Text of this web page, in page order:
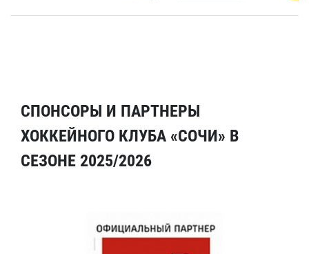
СПОНСОРЫ И ПАРТНЕРЫ
ХОККЕЙНОГО КЛУБА «СОЧИ» В
СЕЗОНЕ 2025/2026